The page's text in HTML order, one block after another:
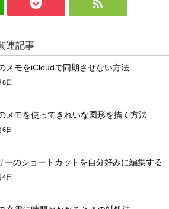
連記事
メモをiCloudで同期させない方法
8日
メモを使ってきれいな図形を描く方法
6日
ーのショートカットを自分好みに編集する
4日